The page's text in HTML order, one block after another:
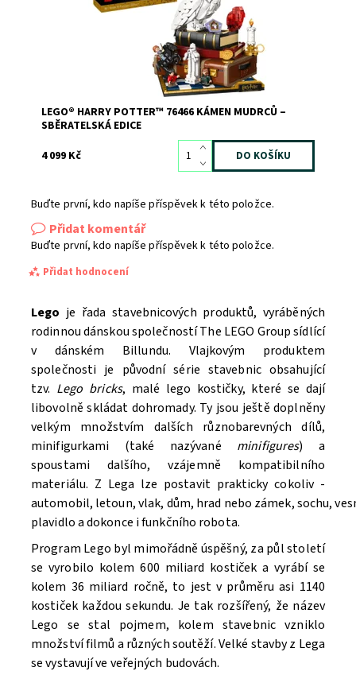
LEGO
LEGO® HARRY POTTER™ 76466 KÁMEN MUDRCŮ –
SBĚRATELSKÁ EDICE
4 099 Kč
Buďte první, kdo napíše příspěvek k této položce.
Přidat komentář
Buďte první, kdo napíše příspěvek k této položce.
Přidat hodnocení
Souhlasím seZpracováním osobních údajů.
Lego je řada stavebnicových produktů, vyráběných
rodinnou dánskou společností The LEGO Group sídlící
v dánském Billundu. Vlajkovým produktem
společnosti je původní série stavebnic obsahující
tzv. Lego bricks, malé lego kostičky, které se dají
libovolně skládat dohromady. Ty jsou ještě doplněny
velkým množstvím dalších různobarevných dílů,
minifigurkami (také nazývané minifigures) a
spoustami dalšího, vzájemně kompatibilního
materiálu. Z Lega lze postavit prakticky cokoliv -
automobil, letoun, vlak, dům, hrad nebo zámek, sochu,
plavidlo a dokonce i funkčního robota.
Program Lego byl mimořádně úspěšný, za půl století
se vyrobilo kolem 600 miliard kostiček a vyrábí se
kolem 36 miliard ročně, to jest v průměru asi 1140
kostiček každou sekundu. Je tak rozšířený, že název
Lego se stal pojmem, kolem stavebnic vzniklo
množství filmů a různých soutěží. Velké stavby z Lega
se vystavují ve veřejných budovách.